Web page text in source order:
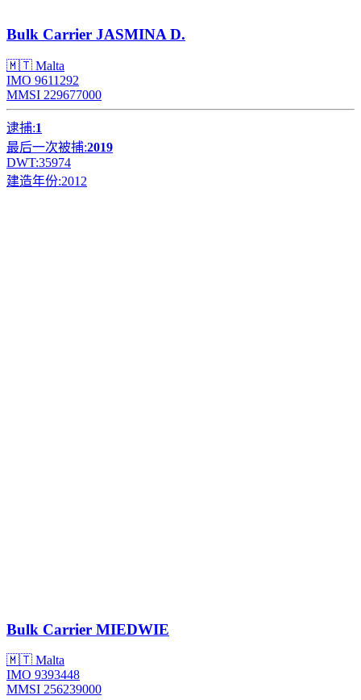
Bulk Carrier JASMINA D.
🇲🇹 Malta
IMO 9611292
MMSI 229677000
逮捕:1
最后一次被捕:2019
DWT:35974
建造年份:2012
Bulk Carrier MIEDWIE
🇲🇹 Malta
IMO 9393448
MMSI 256239000